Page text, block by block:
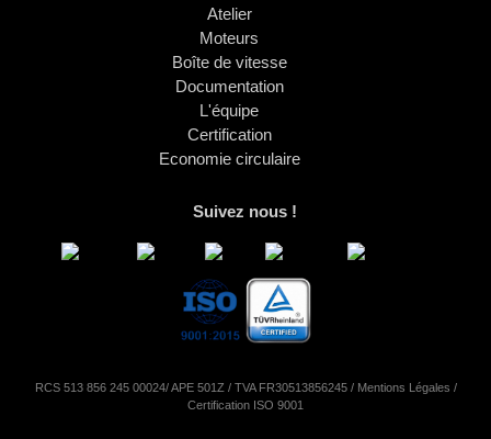
Atelier
Moteurs
Boîte de vitesse
Documentation
L'équipe
Certification
Economie circulaire
Suivez nous !
RCS 513 856 245 00024/ APE 501Z / TVA FR30513856245 / Mentions Légales /
Certification ISO 9001